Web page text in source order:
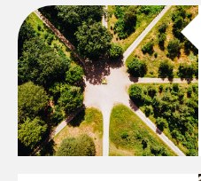
enkle råd til at spare penge på
tøjvasken